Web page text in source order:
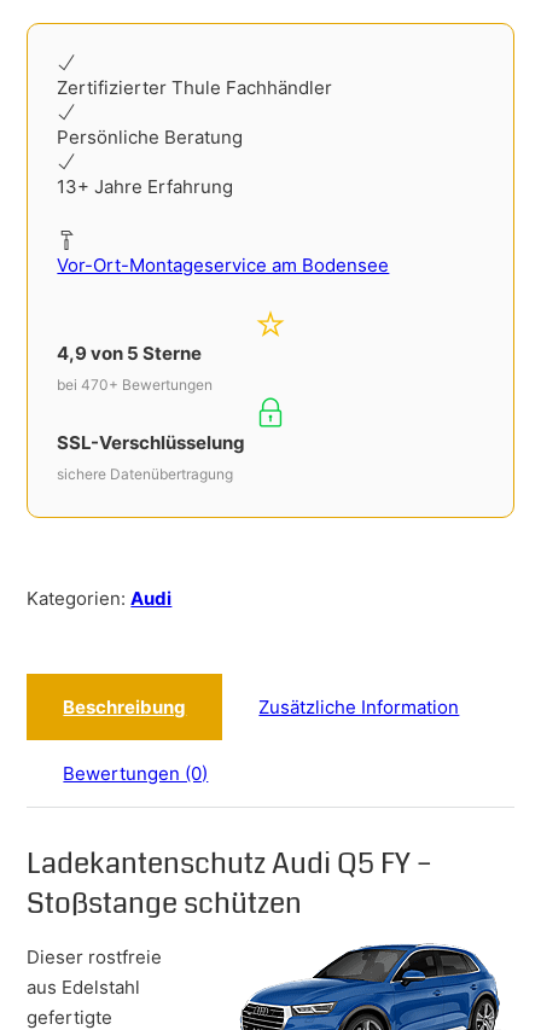
Zertifizierter Thule Fachhändler
Persönliche Beratung
13+ Jahre Erfahrung
Vor-Ort-Montageservice am Bodensee
4,9 von 5 Sterne
bei 470+ Bewertungen
SSL-Verschlüsselung
sichere Datenübertragung
Kategorien:Audi
Beschreibung Zusätzliche Information
Bewertungen (0)
Ladekantenschutz Audi Q5 FY –
Stoßstange schützen
Dieser rostfreie
aus Edelstahl
gefertigte